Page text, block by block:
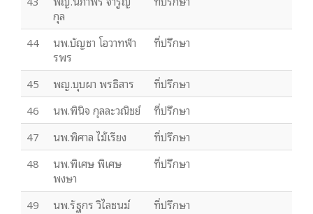
กุล
44
นพ.บัญชา โอวาทฬา
รพร
ที่ปรึกษา
45 พญ.บุบผา พรธิสาร
ที่ปรึกษา
46
นพ.พินิจ กุลละวณิชย์
ที่ปรึกษา
47
นพ.พิศาล ไม้เรียง
ที่ปรึกษา
48
นพ.พิเศษ พิเศษ
พงษา
ที่ปรึกษา
49 นพ.รัฐกร วิไลชนม์
ที่ปรึกษา